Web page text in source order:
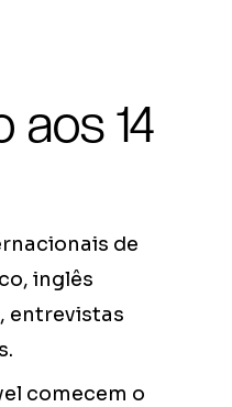
aos 14
de
inglês
entrevistas
comecem o